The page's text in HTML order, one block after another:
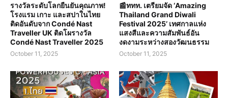
รางวัลระดับโลกยืนยันคุณภาพ!
โรงแรม เกาะ และสปาในไทย
ติดอันดับจาก Condé Nast
Traveller UK ติดโผรางวัล
Condé Nast Traveller 2025
October 11, 2025
📰ททท. เตรียมจัด ‘Amazing
Thailand Grand Diwali
Festival 2025’ เทศกาลแห่ง
แสงสีและความสัมพันธ์อัน
งดงามระหว่างสองวัฒนธรรม
October 11, 2025